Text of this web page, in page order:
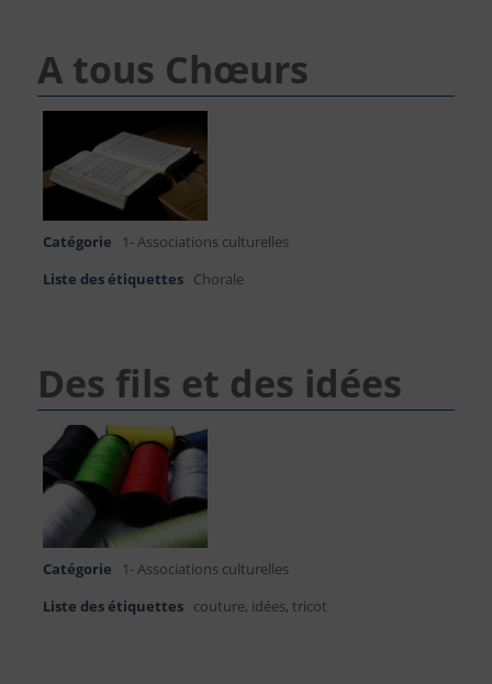
A tous Chœurs
Catégorie
1- Associations culturelles
Liste des étiquettes Chorale
Des fils et des idées
Catégorie
1- Associations culturelles
Liste des étiquettes couture, idées,tricot